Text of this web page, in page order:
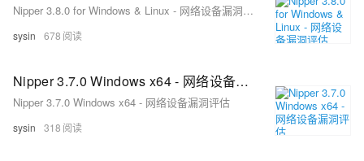
Nipper 3.8.0 for Windows & Linux - 网络设备漏洞评估
sysin 678
Nipper 3.7.0 Windows x64 - 网络设备漏洞评估
Nipper 3.7.0 Windows x64 - 网络设备漏洞评估
sysin 318